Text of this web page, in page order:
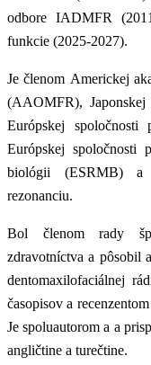
odbore IADMFR
funkcie (2025-2027).
Je členom Americkej
(AAOMFR),
Európskej
Európskej spoločnosti
biológii (ESRMB) a
rezonanciu.
Bol členom rady
zdravotníctva a pôsobil
dentomaxilofaciálnej
časopisov a
Je spoluautorom a a
angličtine a turečtine.